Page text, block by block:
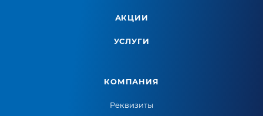
АКЦИИ
УСЛУГИ
КОМПАНИЯ
Реквизиты